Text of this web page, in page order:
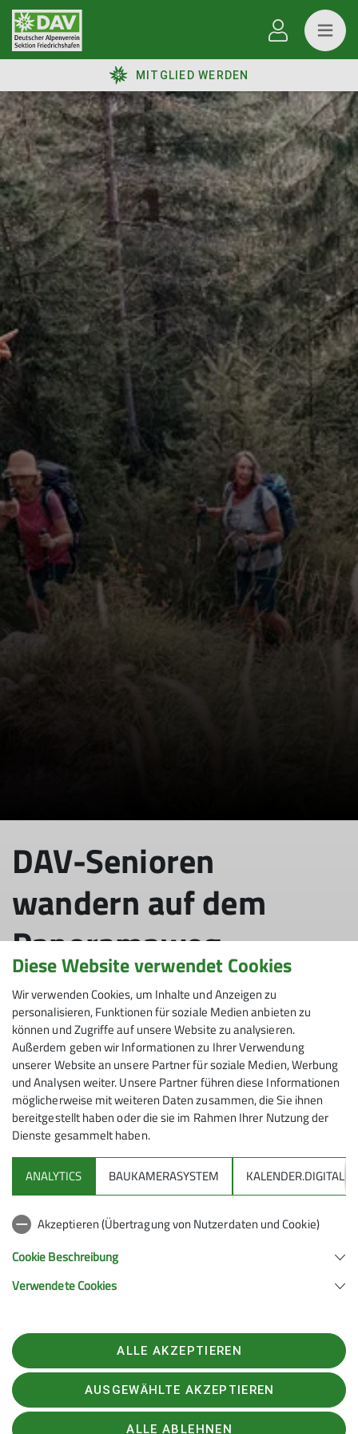
MITGLIED WERDEN
DAV-Senioren
wandern auf dem
Panoramaweg
Baumgarten-Niedere
21.09.2024
Senioren
Die Mittwoch-Seniorengruppe des Alpenvereins
Friedrichshafen plantam 25. September eine
Wanderung auf der Niedere im Bregenzerwald.
Nach der Auffahrt mit der Seilbahn von Bezau auf den
Niedere (1711 m) oberhalb von Andelsbuch. Die
Steigungen, die Gehzeit etwa drei Stunden.
Abfahrt mit Pkw ist um 8 Uhr vom Parkplatz bei der
Jugendherberge Friedrichshafen.
Der Tourenleiter Helmut Schneider bittet um
Diese Website verwendet Cookies
Wir verwenden Cookies, um Inhalte und Anzeigen zu
personalisieren, Funktionen für soziale Medien anbieten zu
können und Zugriffe auf unsere Website zu analysieren.
Außerdem geben wir Informationen zu Ihrer Verwendung
unserer Website an unsere Partner für soziale Medien, Werbung
und Analysen weiter. Unsere Partner führen diese Informationen
möglicherweise mit weiteren Daten zusammen, die Sie ihnen
bereitgestellt haben oder die sie im Rahmen Ihrer Nutzung der
Dienste gesammelt haben.
ANALYTICS BAUKAMERASYSTEM KALENDER.DIGITAL
Akzeptieren (Übertragung von Nutzerdaten und Cookie)
Cookie Beschreibung
Verwendete Cookies
ALLE AKZEPTIEREN
AUSGEWÄHLTE AKZEPTIEREN
ALLE ABLEHNEN